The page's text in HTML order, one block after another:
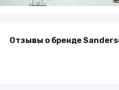
Отзывы о бренде